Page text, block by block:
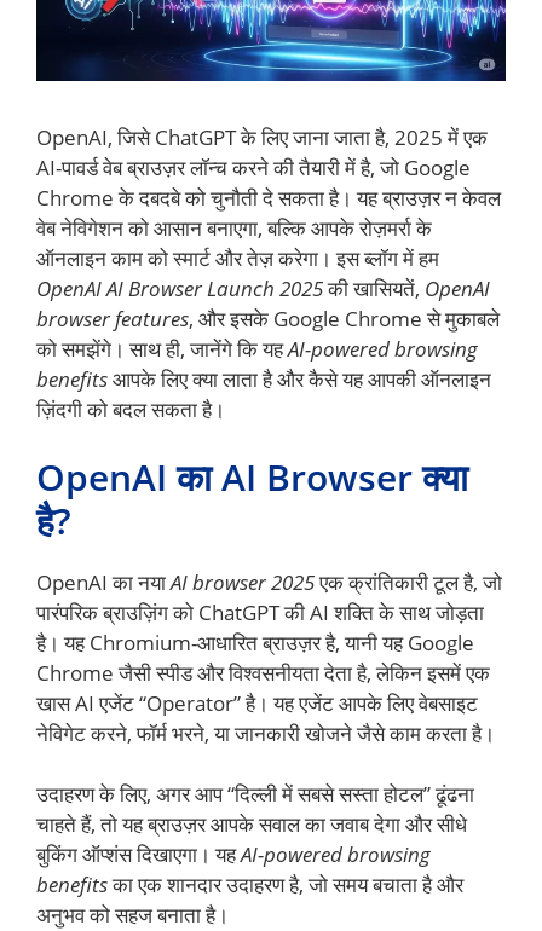
OpenAI, जिसे ChatGPT के लिए जाना जाता है, 2025 में एक
AI-पावर्ड वेब ब्राउज़र लॉन्च करने की तैयारी में है, जो Google
Chrome के दबदबे को चुनौती दे सकता है। यह ब्राउज़र न केवल
वेब नेविगेशन को आसान बनाएगा, बल्कि आपके रोज़मर्रा के
ऑनलाइन काम को स्मार्ट और तेज़ करेगा। इस ब्लॉग में हम
OpenAI AI Browser Launch 2025की खासियतें, OpenAI
browser features, और इसके Google Chrome से मुकाबले
को समझेंगे। साथ ही, जानेंगे कि यहAI-powered browsing
benefitsआपके लिए क्या लाता है और कैसे यह आपकी ऑनलाइन
ज़िंदगी को बदल सकता है।
OpenAI का AI Browser क्या
है?
OpenAI का नयाAI browser 2025एक क्रांतिकारी टूल है, जो
पारंपरिक ब्राउज़िंग को ChatGPT की AI शक्ति के साथ जोड़ता
है। यह Chromium-आधारित ब्राउज़र है, यानी यह Google
Chrome जैसी स्पीड और विश्वसनीयता देता है, लेकिन इसमें एक
खास AI एजेंट “Operator” है। यह एजेंट आपके लिए वेबसाइट
नेविगेट करने, फॉर्म भरने, या जानकारी खोजने जैसे काम करता है।
उदाहरण के लिए, अगर आप “दिल्ली में सबसे सस्ता होटल” ढूंढना
चाहते हैं, तो यह ब्राउज़र आपके सवाल का जवाब देगा और सीधे
बुकिंग ऑप्शंस दिखाएगा। यहAI-powered browsing
benefitsका एक शानदार उदाहरण है, जो समय बचाता है और
अनुभव को सहज बनाता है।